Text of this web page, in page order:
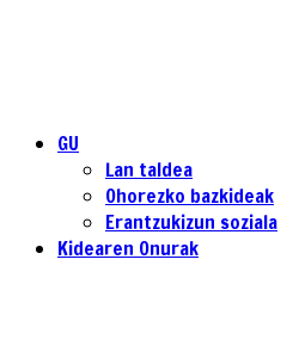
GU
Lan taldea
Ohorezko bazkideak
Erantzukizun soziala
Kidearen Onurak